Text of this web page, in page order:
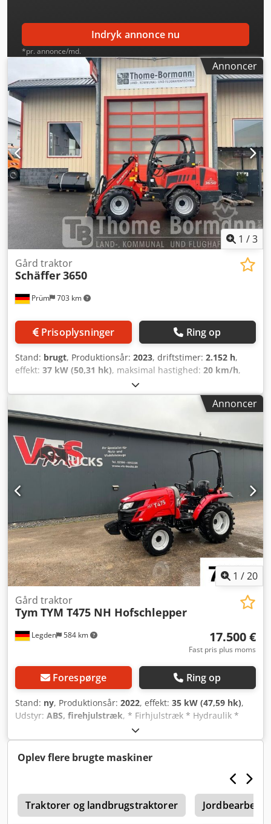
Indryk annonce nu
*pr. annonce/md.
Annoncer
1 /3
Prüm 703 km
Gård traktor
Schäffer3650
Prisoplysninger Ring op
Stand: brugt, Produktionsår: 2023, driftstimer: 2.152 h,
effekt: 37 kW (50,31 hk), maksimal hastighed: 20 km/h,
Driftstimer: 2152_____med ROPS-
førerbeskyttelsestagKubota dieselmotor D1803-CR-T3, 37
kW = 50 hkBagvægt-endestykkeHurtiggående gear 20
km/thydr. værktøjslåsningHoldesystemSpecielt
udstyrBagaksel med bredere skærmeKoffervægt 100
kgDæk 15.0/55-17 AS, 6-huls, ET -45Tandhjulspumpe,
forstærket, 19 ccm (kræver 37 kW motor)Arbejdslyssæt LED,
800 lumen (2 x foran og 1 x bagpå)Optageramme Euro-
WShydraulisk låsAnhængertræk med bolt og
surringsøjer,Opbevaringssted: HIS Hanau Codjxmrvuopfx
Annoncer
1 /20
Legden 584 km
Gård traktor
Tym TYM T475 NH Hofschlepper
17.500 €
Fast pris plus moms
Forespørge Ring op
Stand: ny, Produktionsår: 2022, effekt: 35 kW (47,59 hk),
Udstyr: ABS, firehjulstræk, * Firhjulstræk * Hydraulik *
PTO (kraftudtag) * Anhængertræk * Nedfældelig
sikkerhedsbøjle ----* Dækdim. foraksel: 27x10.50-15 *
Dækdim. bagaksel: 12.5-20 * Akselafstand: 1750 mm *
Egenvægt: 1490 kg ----Køretøjsnummer: 7334 -----Forbehold
for fejl og mellemsalg Crsdjwuzbrepfx Acmsf WhatsApp-
support tilgængelig! Ved spørgsmål til køretøjet eller for
yderligere info, skriv gerne til os via WhatsApp Whatsapp
Whatsapp
Oplev flere brugte maskiner
Traktorer og landbrugstraktorer